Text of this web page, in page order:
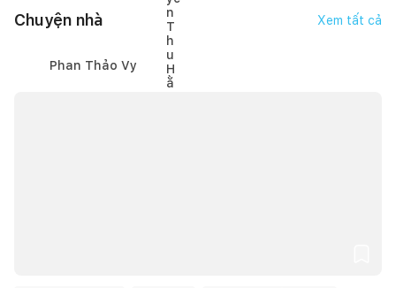
Chuyện nhà Xem tất cả
Phan Thảo Vy